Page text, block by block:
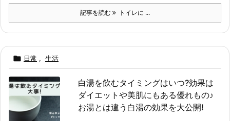
記事を読む トイレに ...
 日常 , 生活
白湯を飲むタイミングはいつ?効果は
ダイエットや美肌にもある優れもの♪
お湯とは違う白湯の効果を大公開!